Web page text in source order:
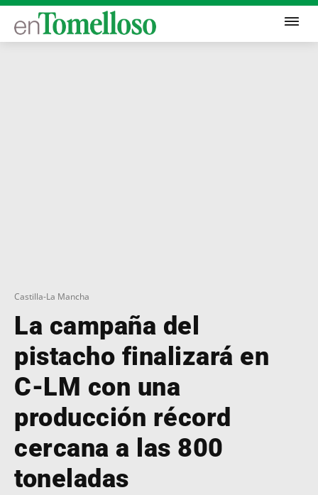
Castilla-La Mancha
La campaña del
pistacho finalizará en
C-LM con una
producción récord
cercana a las 800
toneladas